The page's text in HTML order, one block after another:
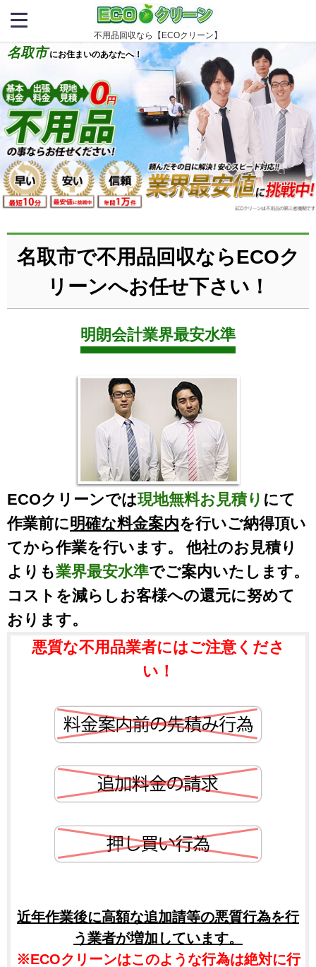
不用品回収なら【ECOクリーン】
名取市 にお住まいのあなたへ！
名取市で不用品回収ならECOク
リーンへお任せ下さい！
明朗会計業界最安水準
ECOクリーンでは現地無料お見積り にて
作業前に明確な料金案内を行いご納得頂い
てから作業を行います。 他社のお見積り
よりも業界最安水準でご案内いたします。
コストを減らしお客様への還元に努めて
おります。
悪質な不用品業者にはご注意くださ
い！
近年作業後に高額な追加請等の悪質行為を行
う業者が増加しています。
※ECOクリーンはこのような行為は絶対に行